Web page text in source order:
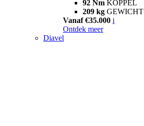
92 Nm KOPPEL
209 kg GEWICHT
Vanaf €35.000 i
Ontdek meer
Diavel